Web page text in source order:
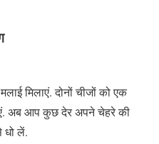
मिलाएं. दोनों चीजों को एक
अब आप कुछ देर अपने चेहरे की
धो लें.